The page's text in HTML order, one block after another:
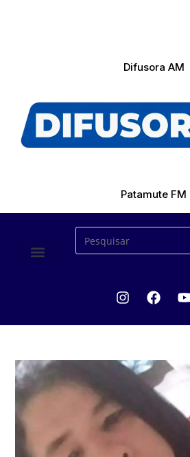
Difusora AM
Patamute FM